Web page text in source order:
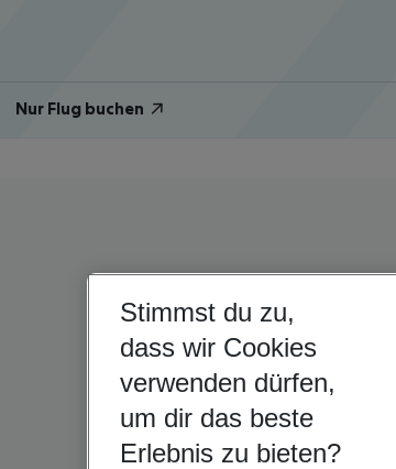
Nur Flug buchen
Stimmst du zu,
dass wir Cookies
verwenden dürfen,
um dir das beste
Erlebnis zu bieten?